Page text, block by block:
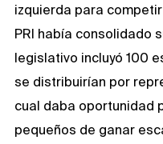
izquierda para
PRI había consolidado
legislativo incluyó 100
se distribuirían por
cual daba oportunidad
pequeños de ganar